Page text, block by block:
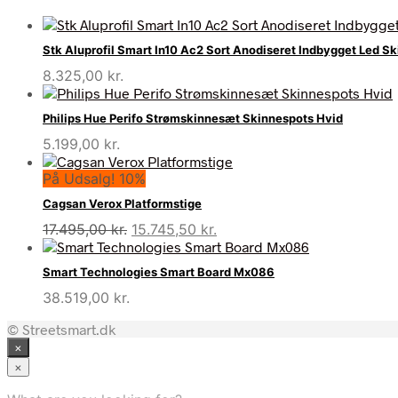
Stk Aluprofil Smart In10 Ac2 Sort Anodiseret Indbygget Led
8.325,00 kr.
Philips Hue Perifo Strømskinnesæt Skinnespots Hvid
5.199,00 kr.
På Udsalg! 10%
Cagsan Verox Platformstige
17.495,00kr. Den
oprindelige
pris
var:
15.745,50 kr.
aktuelle
pris
er:
Smart Technologies Smart Board Mx086
38.519,00 kr.
© Streetsmart.dk
×
×